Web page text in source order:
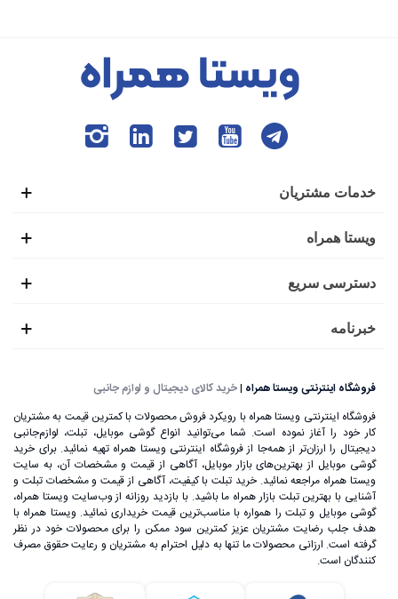
خدمات مشتریان
ویستا همراه
دسترسی سریع
خبرنامه
فروشگاه اینترنتی ویستا همراه |خرید کالای دیجیتال و لوازم جانبی
فروشگاه اینترنتی ویستا همراه با رویکرد فروش محصولات با کمترین قیمت به مشتریان
کار خود را آغاز نموده است. شما می‌توانید انواع گوشی موبایل، تبلت، لوازم‌جانبی
دیجیتال را ارزان‌تر از همه‌جا از فروشگاه اینترنتی ویستا همراه تهیه نمائید. برای خرید
گوشی موبایل از بهترین‌های بازار موبایل، آگاهی از قیمت و مشخصات آن، به ‌سایت
ویستا همراه مراجعه نمائید. خرید تبلت با کیفیت، آگاهی از قیمت و مشخصات تبلت و
آشنایی با بهترین تبلت بازار همراه ما باشید. با بازدید روزانه از وب‌سایت ویستا همراه،
گوشی موبایل و تبلت را همواره با مناسب‌ترین قیمت خریداری نمائید. ویستا همراه با
هدف جلب رضایت مشتریان عزیز کمترین سود ممکن را برای محصولات خود در نظر
گرفته است. ارزانی محصولات ما تنها به دلیل احترام به مشتریان و رعایت حقوق مصرف
کنندگان است.